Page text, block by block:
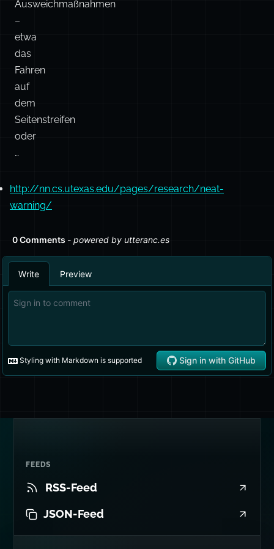
Ausweichmaßnahmen
–
etwa
das
Fahren
auf
dem
Seitenstreifen
oder
…
http://nn.cs.utexas.edu/pages/research/neat-
warning/
FEEDS
RSS-Feed
JSON-Feed